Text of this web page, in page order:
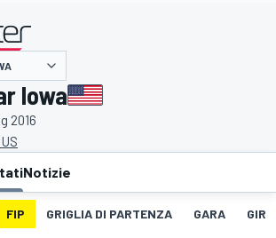
Iowa
2016
Notizie
FIP GRIGLIA DI PARTENZA GARA